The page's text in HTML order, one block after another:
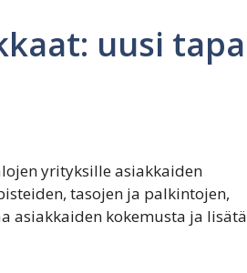
uusi tapa
yrityksille asiakkaiden
tasojen ja palkintojen,
asiakkaiden kokemusta ja lisätä